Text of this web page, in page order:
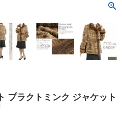
プラクトミンク ジャケット